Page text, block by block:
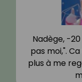
Nadège, -
pas moi,".
plus à me